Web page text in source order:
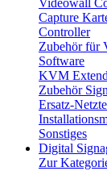
Videowall
Capture
Controller
Zubehör für
Software
KVM
Zubehör
Ersatz-
Sonstiges
Digital
Zur